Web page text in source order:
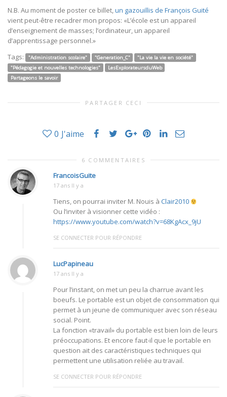
N.B. Au moment de poster ce billet,un gazouillis de François Guité
vient peut-être recadrer mon propos: «L’école est un appareil
d’enseignement de masses; l’ordinateur, un appareil
d’apprentissage personnel.»
Tags:
"Administration scolaire" "Generation_C"
"La vie la vie en société"
"Pédagogie et nouvelles technologies"
LesExplorateursduWeb
Partageons le savoir
PARTAGER CECI
0 J'aime
6 COMMENTAIRES
FrancoisGuite
17 ans Il y a
Tiens, on pourrai inviter M. Nouis à Clair2010
Ou l’inviter à visionner cette vidéo :
https://www.youtube.com/watch?v=68KgAcx_9jU
SE CONNECTER POUR RÉPONDRE
LucPapineau
17 ans Il y a
Pour l’instant, on met un peu la charrue avant les
boeufs. Le portable est un objet de consommation qui
permet à un jeune de communiquer avec son réseau
social. Point.
La fonction «travail» du portable est bien loin de leurs
préoccupations. Et encore faut-il que le portable en
question ait des caractéristiques techniques qui
permettent une utilisation reliée au travail.
SE CONNECTER POUR RÉPONDRE